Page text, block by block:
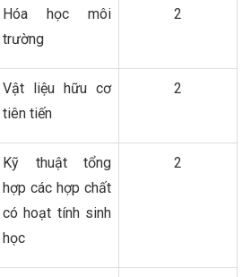
Hóa học môi
trường
2
Vật liệu hữu cơ
tiên tiến
2
Kỹ thuật tổng
hợp các hợp chất
có hoạt tính sinh
học
2